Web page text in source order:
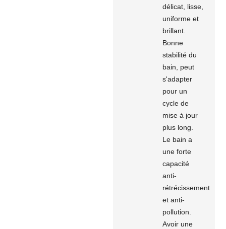
délicat, lisse,
uniforme et
brillant.
Bonne
stabilité du
bain, peut
s'adapter
pour un
cycle de
mise à jour
plus long.
Le bain a
une forte
capacité
anti-
rétrécissement
et anti-
pollution.
Avoir une